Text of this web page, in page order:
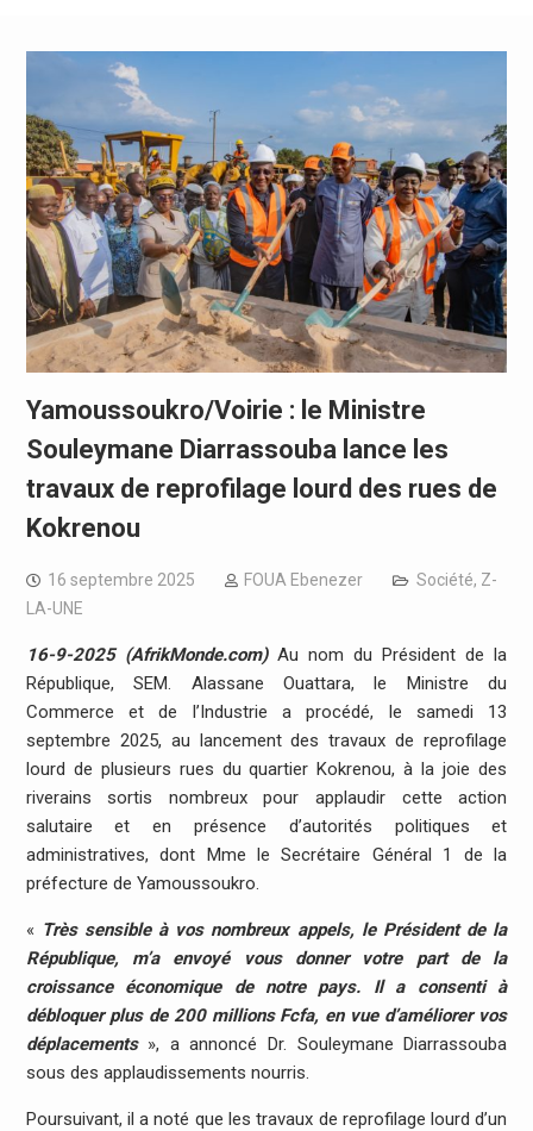
Yamoussoukro/Voirie : le Ministre
Souleymane Diarrassouba lance les
travaux de reprofilage lourd des rues de
Kokrenou
16 septembre 2025 FOUA Ebenezer Société, Z-
LA-UNE
16-9-2025 (AfrikMonde.com) Au nom du Président de la
République, SEM. Alassane Ouattara, le Ministre du
Commerce et de l’Industrie a procédé, le samedi 13
septembre 2025, au lancement des travaux de reprofilage
lourd de plusieurs rues du quartier Kokrenou, à la joie des
riverains sortis nombreux pour applaudir cette action
salutaire et en présence d’autorités politiques et
administratives, dont Mme le Secrétaire Général 1 de la
préfecture de Yamoussoukro.
« Très sensible à vos nombreux appels, le Président de la
République, m’a envoyé vous donner votre part de la
croissance économique de notre pays. Il a consenti à
débloquer plus de 200 millions Fcfa, en vue d’améliorer vos
déplacements», a annoncé Dr. Souleymane Diarrassouba
sous des applaudissements nourris.
Poursuivant, il a noté que les travaux de reprofilage lourd d’un